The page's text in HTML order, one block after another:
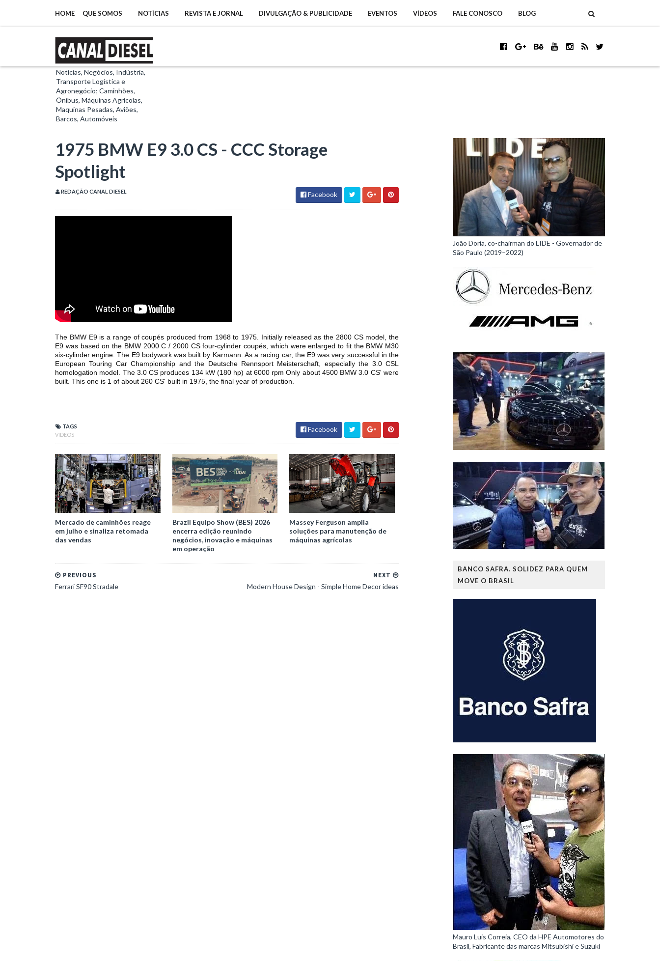
HOME QUE SOMOS NOTÍCIAS REVISTA E JORNAL DIVULGAÇÃO & PUBLICIDADE EVENTOS VÍDEOS FALE CONOSCO BLOG
Notícias, Negócios, Indústria,
Transporte Logística e
Agronegócio; Caminhões,
Ônibus, Máquinas Agrícolas,
Maquinas Pesadas, Aviões,
Barcos, Automóveis
1975 BMW E9 3.0 CS - CCC Storage
Spotlight
REDAÇÃO CANAL DIESEL Facebook
The BMW E9 is a range of coupés produced from 1968 to 1975. Initially released as the 2800 CS model, the
E9 was based on the BMW 2000 C / 2000 CS four-cylinder coupés, which were enlarged to fit the BMW M30
six-cylinder engine. The E9 bodywork was built by Karmann. As a racing car, the E9 was very successful in the
European Touring Car Championship and the Deutsche Rennsport Meisterschaft, especially the 3.0 CSL
homologation model. The 3.0 CS produces 134 kW (180 hp) at 6000 rpm Only about 4500 BMW 3.0 CS' were
built. This one is 1 of about 260 CS' built in 1975, the final year of production.
TAGS
VIDEOS
Facebook
Mercado de caminhões reage
em julho e sinaliza retomada
das vendas
Brazil Equipo Show (BES) 2026
encerra edição reunindo
negócios, inovação e máquinas
em operação
Massey Ferguson amplia
soluções para manutenção de
máquinas agrícolas
NEXT
Modern House Design - Simple Home Decor ideas
PREVIOUS
Ferrari SF90 Stradale
João Doria, co-chairman do LIDE - Governador de
São Paulo (2019–2022)
BANCO SAFRA. SOLIDEZ PARA QUEM
MOVE O BRASIL
Mauro Luis Correia, CEO da HPE Automotores do
Brasil, Fabricante das marcas Mitsubishi e Suzuki